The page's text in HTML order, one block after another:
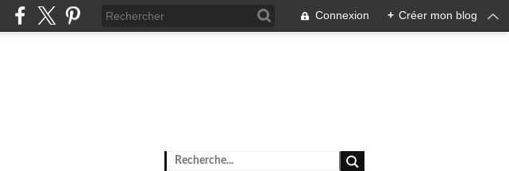
Connexion + Créer mon blog